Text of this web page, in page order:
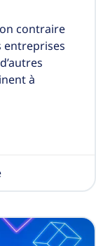
contraire
entreprises
à